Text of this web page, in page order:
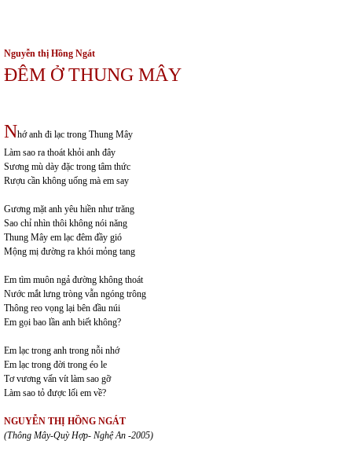
Nguyễn thị Hồng Ngát
ĐÊM Ở THUNG MÂY
Nhớ anh đi lạc trong Thung Mây
Làm sao ra thoát khỏi anh đây
Sương mù dày đặc trong tâm thức
Rượu cần không uống mà em say
Gương mặt anh yêu hiền như trăng
Sao chỉ nhìn thôi không nói năng
Thung Mây em lạc đêm đầy gió
Mộng mị đường ra khói mỏng tang
Em tìm muôn ngả đường không thoát
Nước mắt lưng tròng vẫn ngóng trông
Thông reo vọng lại bên đầu núi
Em gọi bao lần anh biết không?
Em lạc trong anh trong nỗi nhớ
Em lạc trong đời trong éo le
Tơ vương vấn vít làm sao gỡ
Làm sao tỏ được lối em về?
NGUYỄN THỊ HỒNG NGÁT
(Thông Mây-Quỳ Hợp- Nghệ An -2005)